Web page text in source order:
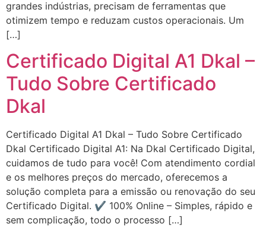
grandes indústrias, precisam de ferramentas que
otimizem tempo e reduzam custos operacionais. Um
[…]
Certificado Digital A1 Dkal –
Tudo Sobre Certificado
Dkal
Certificado Digital A1 Dkal – Tudo Sobre Certificado
Dkal Certificado Digital A1: Na Dkal Certificado Digital,
cuidamos de tudo para você! Com atendimento cordial
e os melhores preços do mercado, oferecemos a
solução completa para a emissão ou renovação do seu
Certificado Digital. ✔️ 100% Online – Simples, rápido e
sem complicação, todo o processo […]